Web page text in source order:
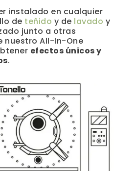
instalado en cualquier
de teñido y de lavado y
junto a otras
nuestro All-In-One
efectos únicos y
.